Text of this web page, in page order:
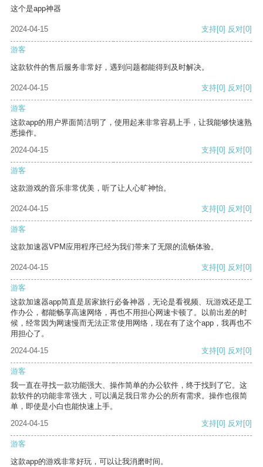
这个是app神器
2024-04-15 支持[0] 反对[0]
游客
这款软件的售后服务非常好，遇到问题都能得到及时解决。
2024-04-15 支持[0] 反对[0]
游客
这款app的用户界面简洁明了，使用起来非常容易上手，让我能够快速熟
悉操作。
2024-04-15
支持[0] 反对[0]
游客
这款游戏的音乐非常优美，听了让人心旷神怡。
2024-04-15 支持[0] 反对[0]
游客
这款加速器VPM应用程序已经为我们带来了无限的流畅体验。
2024-04-15 支持[0] 反对[0]
游客
这款加速器app简直是居家旅行必备神器，无论是看视频、玩游戏还是工
作办公，都能畅享高速网络，再也不用担心网速卡顿了。以前出差的时
候，经常因为网速慢而无法正常使用网络，现在有了这个app，我再也不
用担心了。
2024-04-15
支持[0] 反对[0]
游客
我一直在寻找一款功能强大、操作简单的办公软件，终于找到了它。这
款软件的功能非常强大，可以满足我日常办公的所有需求。操作也很简
单，即使是小白也能快速上手。
2024-04-15
支持[0] 反对[0]
游客
这款app的游戏非常好玩，可以让我消磨时间。